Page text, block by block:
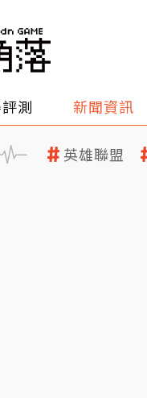
測 新聞資訊
英雄聯盟